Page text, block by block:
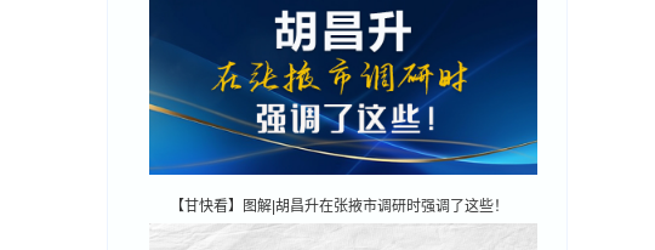
【甘快看】图解|胡昌升在张掖市调研时强调了这些！